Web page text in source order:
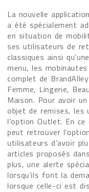
La nouvelle
a été spécialement
en situation de
ses utilisateurs de
classiques ainsi
menu, les
complet de
Femme, Lingerie,
Maison. Pour avoir
objet de remises, les
l’option Outlet. En
peut retrouver
utilisateurs d’avoir
articles proposés
plus, une alerte
lorsqu’ils font la
lorsque celle-ci est